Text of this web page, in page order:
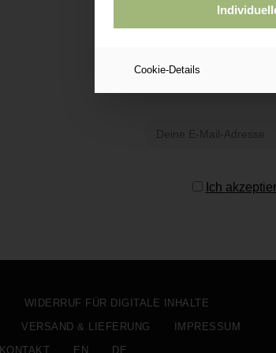
Ich
WIDERRUF FÜR DIGITALE INHALTE
VERSAND & LIEFERUNG
IMPRESSUM
KONTAKT EN DE
Cookie-Details